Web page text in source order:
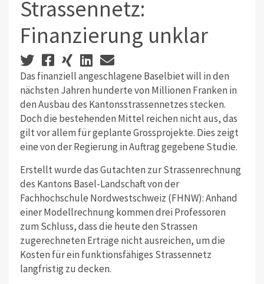
Strassennetz:
Finanzierung unklar
Das finanziell angeschlagene Baselbiet will in den
nächsten Jahren hunderte von Millionen Franken in
den Ausbau des Kantonsstrassennetzes stecken.
Doch die bestehenden Mittel reichen nicht aus, das
gilt vor allem für geplante Grossprojekte. Dies zeigt
eine von der Regierung in Auftrag gegebene Studie.
Erstellt wurde das Gutachten zur Strassenrechnung
des Kantons Basel-Landschaft von der
Fachhochschule Nordwestschweiz (FHNW): Anhand
einer Modellrechnung kommen drei Professoren
zum Schluss, dass die heute den Strassen
zugerechneten Erträge nicht ausreichen, um die
Kosten für ein funktionsfähiges Strassennetz
langfristig zu decken.